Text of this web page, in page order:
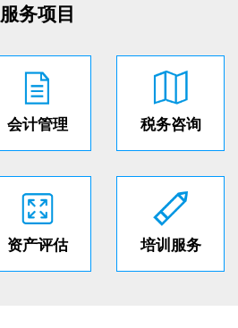
服务项目
会计管理 税务咨询
资产评估 培训服务